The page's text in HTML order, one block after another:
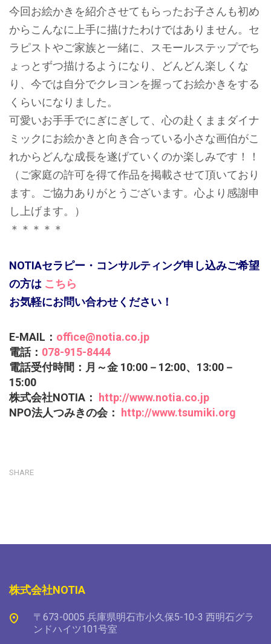
今回お絵かきを紹介させてもらったお子さんも初め
からこんなに上手に描けたわけではありません。セ
ラピストやご家族と一緒に、スモールステップでち
ょっとずつ描けるようになり、どんどん楽しくな
り、今では自分でクレヨンを握ってお絵かきをする
くらいになりました。
可愛いお手手でにぎにぎして、心の赴くままダイナ
ミックにお絵かきと向き合っている小さな画伯がこ
れからどんな成長を遂げていくのか楽しみです！！
（ご家庭の許可を得て作品を掲載させて頂いており
ます。ご協力ありがとうございます。心より感謝申
し上げます。）
＊＊＊＊＊
NOTIAセラピー・コンサルティング申し込みご希望
の方は こちら
お気軽にお問い合わせください！
E-MAIL： office@notia.co.jp
電話： 078-915-8444
電話受付時間：月～金 10:00－12:00、13:00－
15:00
株式会社NOTIA： http://www.notia.co.jp
NPO法人つみきの会： http://www.tsumiki.org
SHARE
株式会社NOTIA
〒673-0005 兵庫県明石市小久保5-10-3 西明石グラ
ンドハイツ101号室